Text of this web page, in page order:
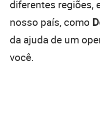
diferentes regiões,
nosso país, como
da ajuda de um
você.